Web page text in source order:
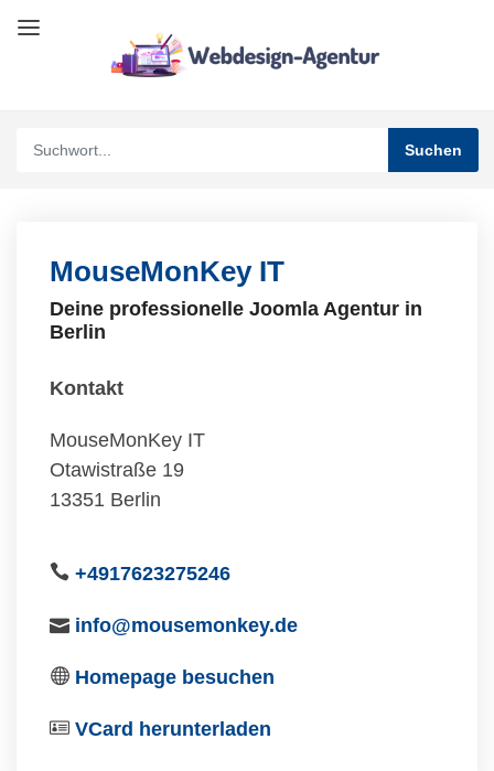
MouseMonKey IT
Deine professionelle Joomla Agentur in
Berlin
Kontakt
MouseMonKey IT
Otawistraße 19
13351 Berlin
+4917623275246
info@mousemonkey.de
Homepage besuchen
VCard herunterladen